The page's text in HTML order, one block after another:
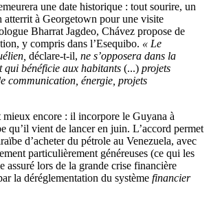
une date historique : tout sourire, un
atterrit à Georgetown pour une visite
Bharrat Jagdeo, Chávez propose de
y compris dans l’Esequibo. « Le
déclare-t-il, ne s’opposera dans la
qui bénéficie aux habitants (...) projets
communication, énergie, projets
encore : il incorpore le Guyana à
qu’il vient de lancer en juin. L’accord permet
d’acheter du pétrole au Venezuela, avec
particulièrement généreuses (ce qui les
assuré lors de la grande crise financière
la déréglementation du système financier